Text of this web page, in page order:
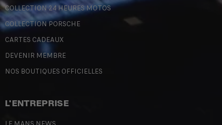
COLLECTION 24 HEURES MOTOS
COLLECTION PORSCHE
CARTES CADEAUX
DEVENIR MEMBRE
NOS BOUTIQUES OFFICIELLES
L'ENTREPRISE